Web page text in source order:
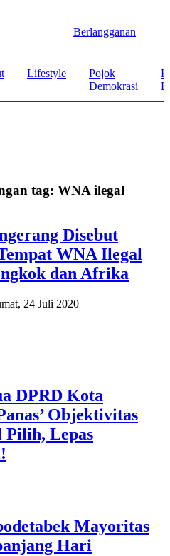
Berlangganan
Lifestyle
Pojok
Demokrasi
tag: WNA ilegal
Disebut
WNA Ilegal
dan Afrika
24 Juli 2020
DPRD Kota
Objektivitas
Pilih, Lepas
Mayoritas
Hari